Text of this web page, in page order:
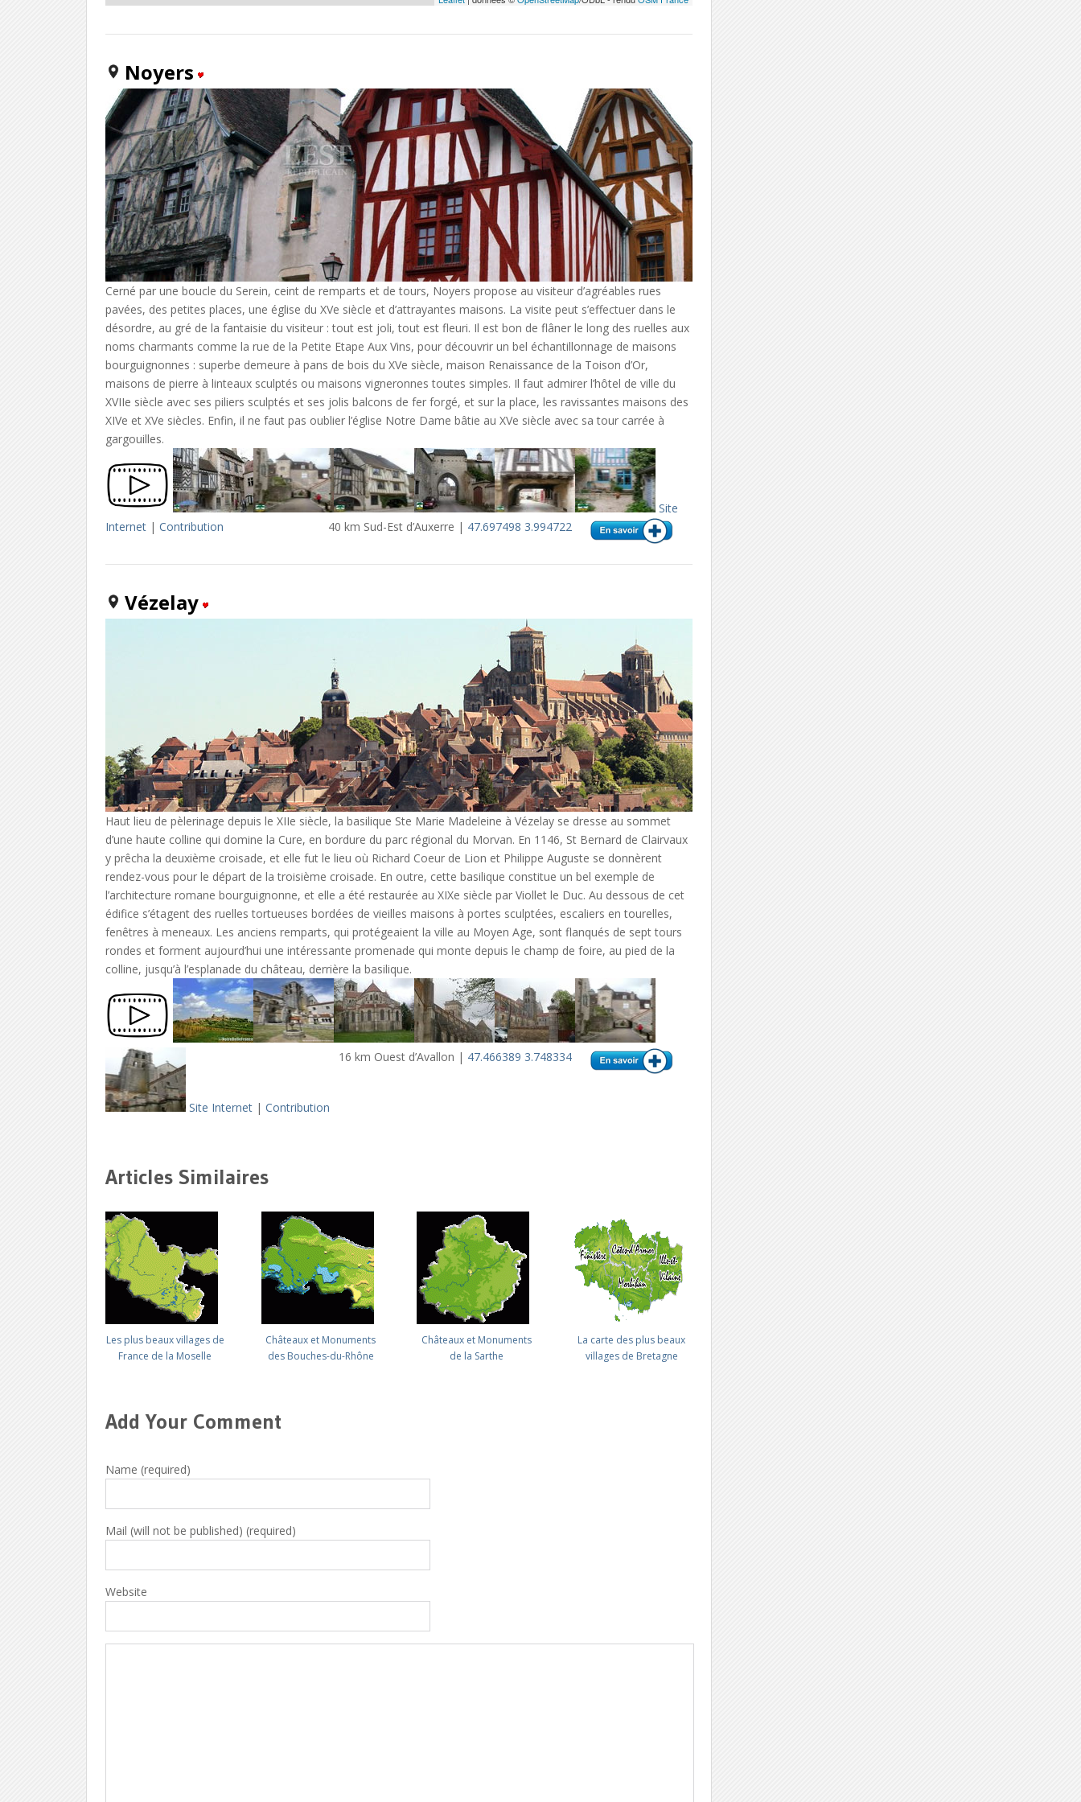
Noyers
Cerné par une boucle du Serein, ceint de remparts et de tours, Noyers propose au visiteur d’agréables rues
pavées, des petites places, une église du XVe siècle et d’attrayantes maisons. La visite peut s’effectuer dans le
désordre, au gré de la fantaisie du visiteur : tout est joli, tout est fleuri. Il est bon de flâner le long des ruelles aux
noms charmants comme la rue de la Petite Etape Aux Vins, pour découvrir un bel échantillonnage de maisons
bourguignonnes : superbe demeure à pans de bois du XVe siècle, maison Renaissance de la Toison d’Or,
maisons de pierre à linteaux sculptés ou maisons vigneronnes toutes simples. Il faut admirer l’hôtel de ville du
XVIIe siècle avec ses piliers sculptés et ses jolis balcons de fer forgé, et sur la place, les ravissantes maisons des
XIVe et XVe siècles. Enfin, il ne faut pas oublier l’église Notre Dame bâtie au XVe siècle avec sa tour carrée à
gargouilles.
Site
Internet |Contribution 40 km Sud-Est d’Auxerre | 47.697498 3.994722
Vézelay
Haut lieu de pèlerinage depuis le XIIe siècle, la basilique Ste Marie Madeleine à Vézelay se dresse au sommet
d’une haute colline qui domine la Cure, en bordure du parc régional du Morvan. En 1146, St Bernard de Clairvaux
y prêcha la deuxième croisade, et elle fut le lieu où Richard Coeur de Lion et Philippe Auguste se donnèrent
rendez-vous pour le départ de la troisième croisade. En outre, cette basilique constitue un bel exemple de
l’architecture romane bourguignonne, et elle a été restaurée au XIXe siècle par Viollet le Duc. Au dessous de cet
édifice s’étagent des ruelles tortueuses bordées de vieilles maisons à portes sculptées, escaliers en tourelles,
fenêtres à meneaux. Les anciens remparts, qui protégeaient la ville au Moyen Age, sont flanqués de sept tours
rondes et forment aujourd’hui une intéressante promenade qui monte depuis le champ de foire, au pied de la
colline, jusqu’à l’esplanade du château, derrière la basilique.
Site Internet |Contribution
16 km Ouest d’Avallon | 47.466389 3.748334
Articles Similaires
Les plus beaux villages de
France de la Moselle
Châteaux et Monuments
des Bouches-du-Rhône
Châteaux et Monuments
de la Sarthe
La carte des plus beaux
villages de Bretagne
Add Your Comment
Name (required)
Mail (will not be published) (required)
Website